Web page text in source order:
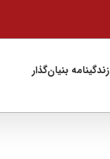
زندگینامه بنیان‌گذار